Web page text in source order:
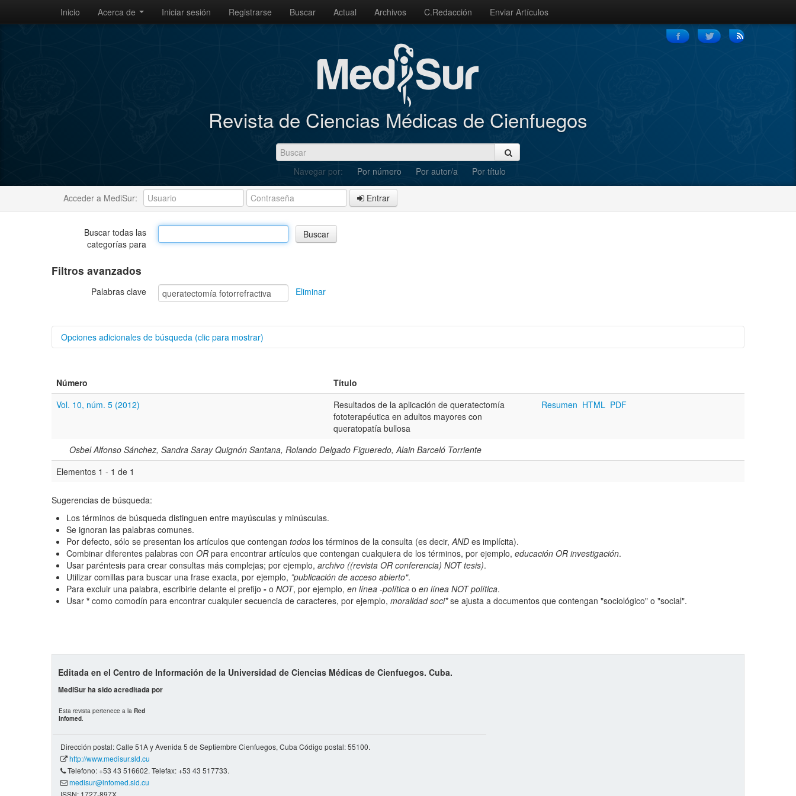
Inicio Acerca de Iniciar sesión Registrarse Buscar Actual Archivos C.Redacción Enviar Artículos
Revista de Ciencias Médicas de Cienfuegos
Navegar por: Por número Por autor/a Por título
Acceder a MediSur: Entrar
Buscar todas las
categorías para
Filtros avanzados
Palabras clave Eliminar
Opciones adicionales de búsqueda (clic para mostrar)
Resumen
Texto completo
Archivo(s) adicional(es)
Fecha
De
Hasta
Términos de indexación
Cobertura
Todos los camps término
Número
Título
Vol. 10, núm. 5 (2012)
Resultados de la aplicación de queratectomía
fototerapéutica en adultos mayores con
queratopatía bullosa
Resumen HTML PDF
Osbel Alfonso Sánchez, Sandra Saray Quignón Santana, Rolando Delgado Figueredo, Alain Barceló Torriente
Elementos 1 - 1 de 1
Sugerencias de búsqueda:
Los términos de búsqueda distinguen entre mayúsculas y minúsculas.
Se ignoran las palabras comunes.
Por defecto, sólo se presentan los artículos que contengan todos los términos de la consulta (es decir, AND es implícita).
Combinar diferentes palabras con OR para encontrar artículos que contengan cualquiera de los términos, por ejemplo, educación OR investigación.
Usar paréntesis para crear consultas más complejas; por ejemplo, archivo ((revista OR conferencia) NOT tesis).
Utilizar comillas para buscar una frase exacta, por ejemplo, ”publicación de acceso abierto".
Para excluir una palabra, escribirle delante el prefijo - o NOT, por ejemplo, en línea -política o en línea NOT política.
Usar * como comodín para encontrar cualquier secuencia de caracteres, por ejemplo, moralidad soci*se ajusta a documentos que contengan "sociológico" o "social".
Editada en el Centro de Información de la Universidad de Ciencias Médicas de Cienfuegos. Cuba.
MediSur ha sido acreditada por
Esta revista pertenece a la Red
Infomed
Dirección postal: Calle 51A y Avenida 5 de Septiembre Cienfuegos, Cuba Código postal: 55100.
http://www.medisur.sld.cu
Telefono: +53 43 516602. Telefax: +53 43 517733.
medisur@infomed.sld.cu
ISSN: 1727-897X